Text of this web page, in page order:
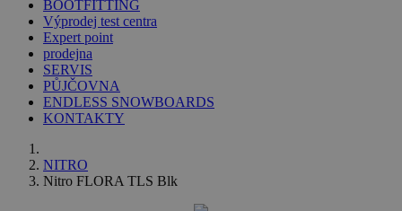
BOOTFITTING
Výprodej test centra
Expert point
prodejna
SERVIS
PŮJČOVNA
ENDLESS SNOWBOARDS
KONTAKTY
NITRO
Nitro FLORA TLS Blk